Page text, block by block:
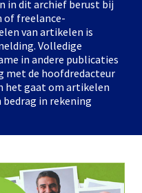
in dit archief berust bij
of freelance-
van artikelen is
Volledige
in andere publicaties
met de hoofdredacteur
het gaat om artikelen
in rekening